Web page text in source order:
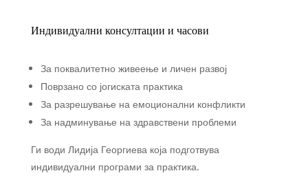
Индивидуални консултации и часови
За поквалитетно живеење и личен развој
Поврзано со јогиската практика
За разрешување на емоционални конфликти
За надминување на здравствени проблеми
Ги води Лидија Георгиева која подготвува
индивидуални програми за практика.